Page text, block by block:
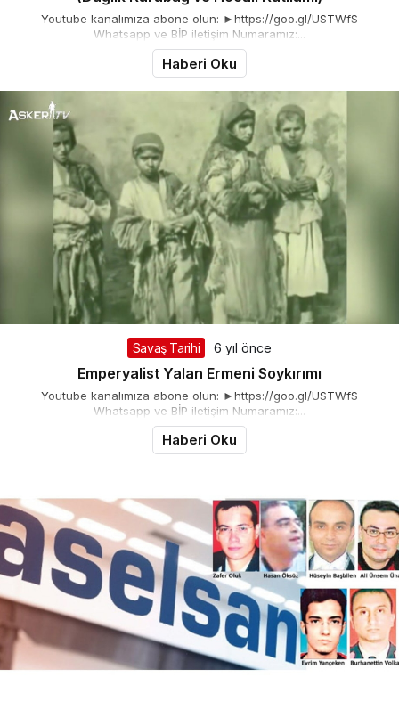
Youtube kanalımıza abone olun: ►https://goo.gl/USTWfS
Whatsapp ve BİP iletişim Numaramız:...
Haberi Oku
Savaş Tarihi 6 yıl önce
Emperyalist Yalan Ermeni Soykırımı
Youtube kanalımıza abone olun: ►https://goo.gl/USTWfS
Whatsapp ve BİP iletişim Numaramız:...
Haberi Oku